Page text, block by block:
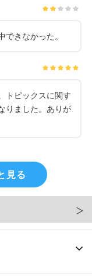
きなかった。
トピックスに関す
りました。ありが
見る